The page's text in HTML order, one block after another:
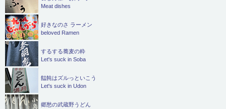
Meat dishes
好きなのさ ラーメン
beloved Ramen
するする蕎麦の粋
Let's suck in Soba
饂飩はズルっといこう
Let's suck in Udon
郷愁の武蔵野うどん